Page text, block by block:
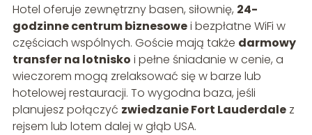
Hotel oferuje zewnętrzny basen, siłownię, 24-
godzinne centrum biznesowei bezpłatne WiFi w
częściach wspólnych. Goście mają także darmowy
transfer na lotnisko i pełne śniadanie w cenie, a
wieczorem mogą zrelaksować się w barze lub
hotelowej restauracji. To wygodna baza, jeśli
planujesz połączyć zwiedzanie Fort Lauderdalez
rejsem lub lotem dalej w głąb USA.